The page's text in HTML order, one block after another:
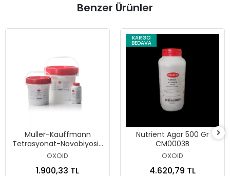
Benzer Ürünler
Muller-Kauffmann
Tetrasyonat-Novobiyosin
Broth (MkTTn) 500 Gr
OXOID
1.900,33 TL
KARGO
BEDAVA
Nutrient Agar 500 Gr
CM0003B
OXOID
4.620,79 TL